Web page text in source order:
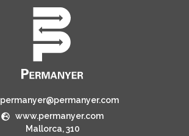
permanyer@permanyer.com
www.permanyer.com
Mallorca, 310